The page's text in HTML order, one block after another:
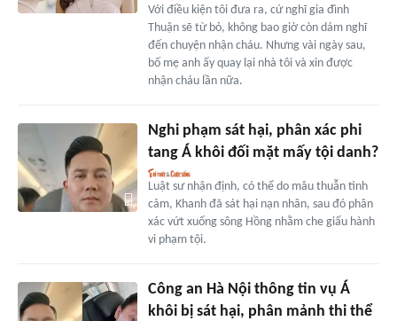
Với điều kiện tôi đưa ra, cứ nghĩ gia đình
Thuận sẽ từ bỏ, không bao giờ còn dám nghĩ
đến chuyện nhận cháu. Nhưng vài ngày sau,
bố mẹ anh ấy quay lại nhà tôi và xin được
nhận cháu lần nữa.
Nghi phạm sát hại, phân xác phi
tang Á khôi đối mặt mấy tội danh?
Luật sư nhận định, có thể do mâu thuẫn tình
cảm, Khanh đã sát hại nạn nhân, sau đó phân
xác vứt xuống sông Hồng nhằm che giấu hành
vi phạm tội.
Công an Hà Nội thông tin vụ Á
khôi bị sát hại, phân mảnh thi thể